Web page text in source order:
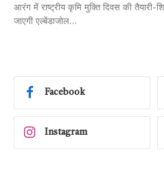
आरंग में राष्ट्रीय कृमि मुक्ति दिवस की तैयारी-
जाएगी एल्बेंडाजोल…
Facebook
Instagram